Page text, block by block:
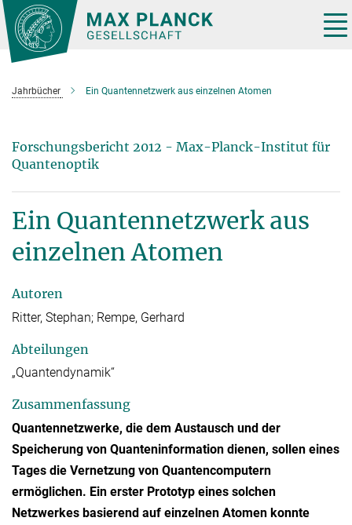
Hauptinhalt
Jahrbücher Ein Quantennetzwerk aus einzelnen Atomen
Forschungsbericht 2012 - Max-Planck-Institut für
Quantenoptik
Ein Quantennetzwerk aus
einzelnen Atomen
Autoren
Ritter, Stephan; Rempe, Gerhard
Abteilungen
„Quantendynamik“
Zusammenfassung
Quantennetzwerke, die dem Austausch und der
Speicherung von Quanteninformation dienen, sollen eines
Tages die Vernetzung von Quantencomputern
ermöglichen. Ein erster Prototyp eines solchen
Netzwerkes basierend auf einzelnen Atomen konnte